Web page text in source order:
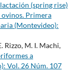
(spring rise)
ovinos. Primera
(Montevideo):
Rizzo, M. I. Machi,
a
Vol. 26 Núm. 107